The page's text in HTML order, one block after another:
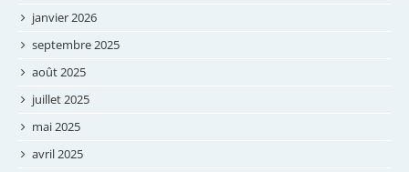
janvier 2026
septembre 2025
août 2025
juillet 2025
mai 2025
avril 2025